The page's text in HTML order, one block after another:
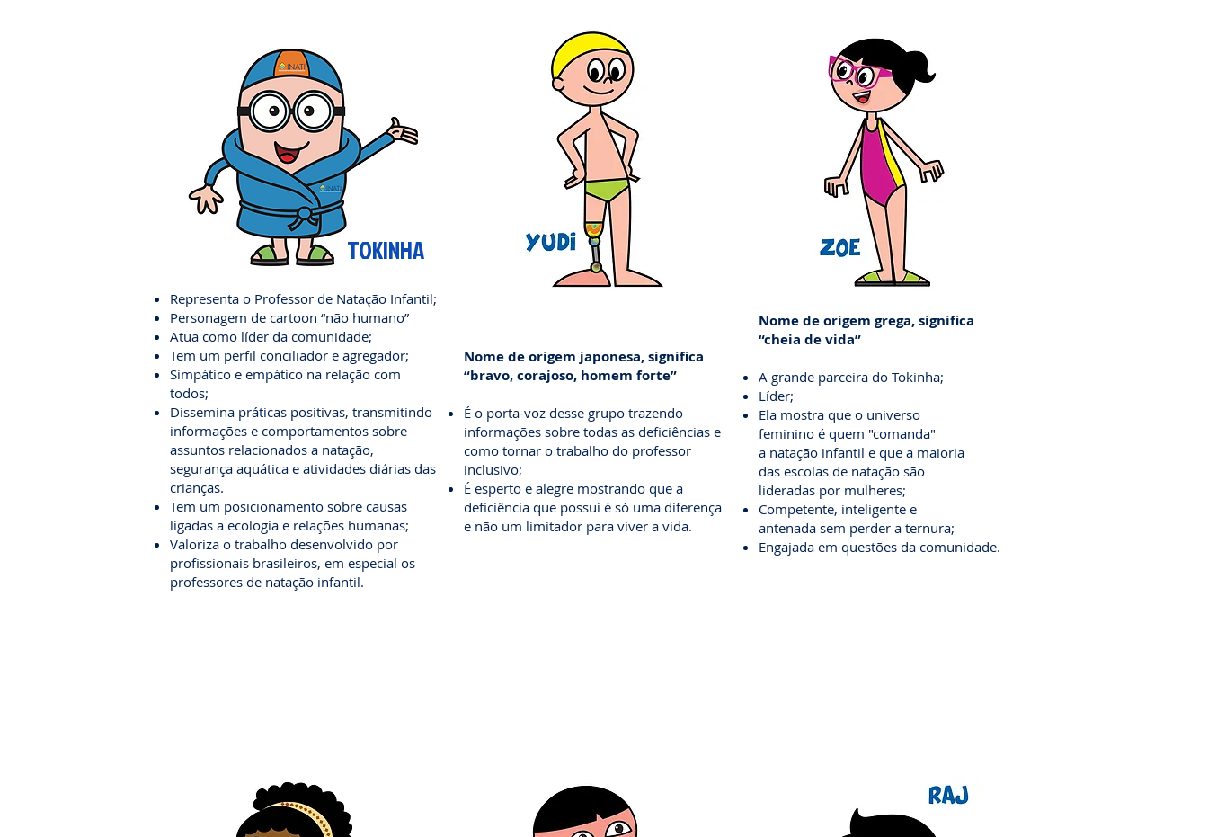
TOKINHA
Representa o Professor de Natação Infantil;
Personagem de cartoon “não humano”
Atua como líder da comunidade;
Tem um perfil conciliador e agregador;
Simpático e empático na relação com
todos;
Dissemina práticas positivas, transmitindo
informações e comportamentos sobre
assuntos relacionados a natação,
segurança aquática e atividades diárias das
crianças.
Tem um posicionamento sobre causas
ligadas a ecologia e relações humanas;
Valoriza o trabalho desenvolvido por
profissionais brasileiros, em especial os
professores de natação infantil.
Nome de origem japonesa, significa
“bravo, corajoso, homem forte”​
É o porta-voz desse grupo trazendo
informações sobre todas as deficiências e
como tornar o trabalho do professor
inclusivo;
É esperto e alegre mostrando que a
deficiência que possui é só uma diferença
e não um limitador para viver a vida.
​Nome de origem grega, significa
“cheia de vida”
A grande parceira do Tokinha;
Líder;
Ela mostra que o universo
feminino é quem "comanda"
a natação infantil e que a maioria
das escolas de natação são
lideradas por mulheres;
Competente, inteligente e
antenada sem perder a ternura;
Engajada em questões da comunidade.